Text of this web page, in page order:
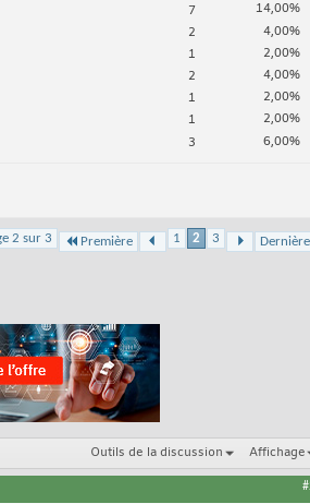
7 14,00%
2 4,00%
1 2,00%
2 4,00%
1 2,00%
1 2,00%
3 6,00%
2 sur 3 Première 1 2 3 Dernière
Outils de la discussion Affichage